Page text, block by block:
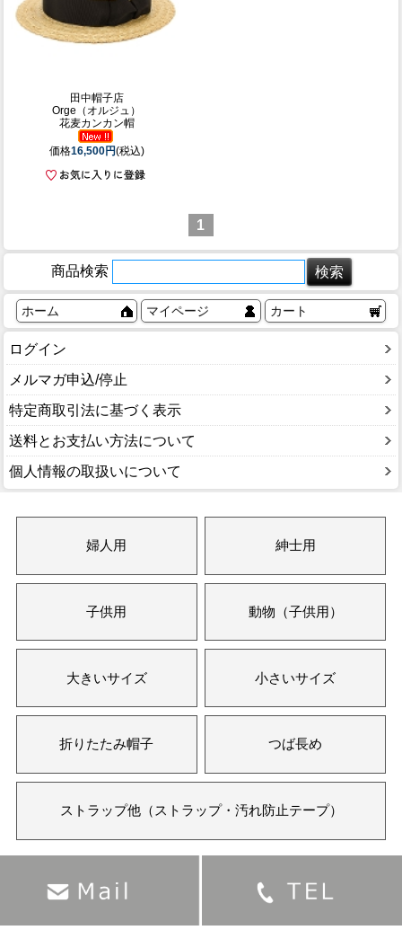
田中帽子店
Orge（オルジュ）
花麦カンカン帽
価格16,500円(税込)
1
商品検索
ホーム マイページ カート
ログイン
メルマガ申込/停止
特定商取引法に基づく表示
送料とお支払い方法について
個人情報の取扱いについて
婦人用 紳士用
子供用 動物（子供用）
大きいサイズ 小さいサイズ
折りたたみ帽子 つば長め
ストラップ他（ストラップ・汚れ防止テープ）